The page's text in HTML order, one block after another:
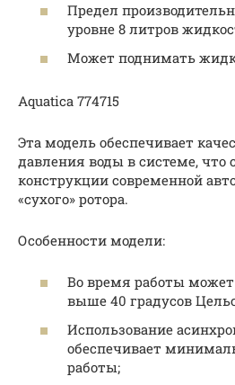
Предел
уровне 8 литров
Может поднимать
Aquatica 774715
Эта модель обеспечивает
давления воды в системе, что
конструкции современной
«сухого» ротора.
Особенности модели:
Во время работы может
выше 40 градусов
Использование
обеспечивает
работы;